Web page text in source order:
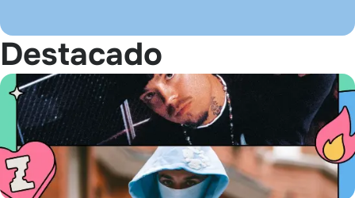
Destacado